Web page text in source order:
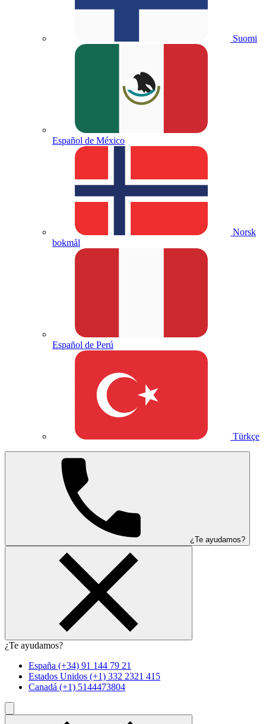
Suomi
Español de México
Norsk
bokmål
Español de Perú
Türkçe
¿Te ayudamos?
¿Te ayudamos?
España (+34) 91 144 79 21
Estados Unidos (+1) 332 2321 415
Canadá (+1) 5144473804